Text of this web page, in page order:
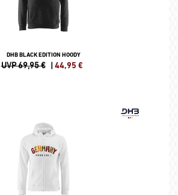
DHB BLACK EDITION HOODY
UVP 69,95 € | 44,95 €